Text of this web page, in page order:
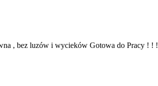
, bez luzów i wycieków Gotowa do Pracy ! ! !